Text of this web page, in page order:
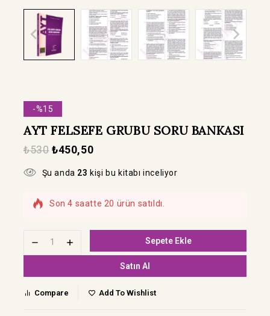
-%15
AYT FELSEFE GRUBU SORU BANKASI
₺530 ₺450,50
Şu anda 23 kişi bu kitabı inceliyor
Son 4 saatte 20 ürün satıldı.
Sepete Ekle
Satın Al
Compare Add To Wishlist